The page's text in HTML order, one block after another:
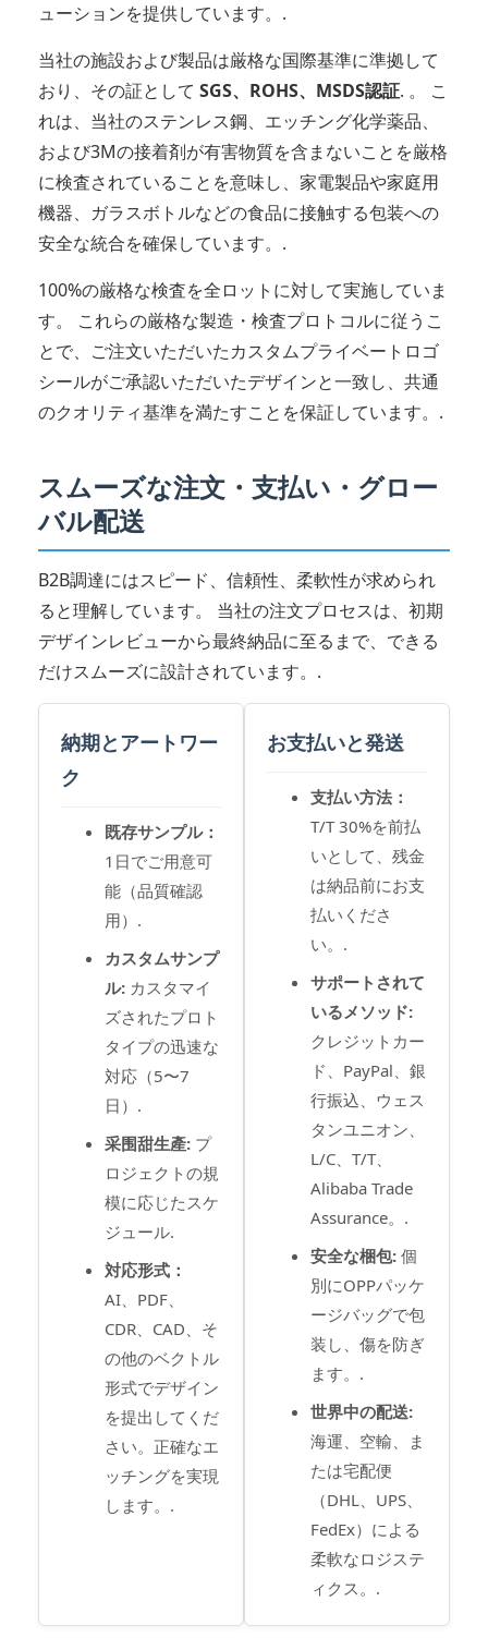
ューションを提供しています。.
当社の施設および製品は厳格な国際基準に準拠して
おり、その証として SGS、ROHS、MSDS認証. 。 こ
れは、当社のステンレス鋼、エッチング化学薬品、
および3Mの接着剤が有害物質を含まないことを厳格
に検査されていることを意味し、家電製品や家庭用
機器、ガラスボトルなどの食品に接触する包装への
安全な統合を確保しています。.
100%の厳格な検査を全ロットに対して実施していま
す。 これらの厳格な製造・検査プロトコルに従うこ
とで、ご注文いただいたカスタムプライベートロゴ
シールがご承認いただいたデザインと一致し、共通
のクオリティ基準を満たすことを保証しています。.
スムーズな注文・支払い・グロー
バル配送
B2B調達にはスピード、信頼性、柔軟性が求められ
ると理解しています。 当社の注文プロセスは、初期
デザインレビューから最終納品に至るまで、できる
だけスムーズに設計されています。.
納期とアートワー
ク
既存サンプル：
1日でご用意可
能（品質確認
用）.
カスタムサンプ
ル:カスタマイ
ズされたプロト
タイプの迅速な
対応（5〜7
日）.
采围甜生產:プ
ロジェクトの規
模に応じたスケ
ジュール.
対応形式：
AI、PDF、
CDR、CAD、そ
の他のベクトル
形式でデザイン
を提出してくだ
さい。正確なエ
ッチングを実現
します。.
お支払いと発送
支払い方法：
T/T 30%を前払
いとして、残金
は納品前にお支
払いくださ
い。.
サポートされて
いるメソッド:
クレジットカー
ド、PayPal、銀
行振込、ウェス
タンユニオン、
L/C、T/T、
Alibaba Trade
Assurance。.
安全な梱包:個
別にOPPパッケ
ージバッグで包
装し、傷を防ぎ
ます。.
世界中の配送:
海運、空輸、ま
たは宅配便
（DHL、UPS、
FedEx）による
柔軟なロジステ
ィクス。.